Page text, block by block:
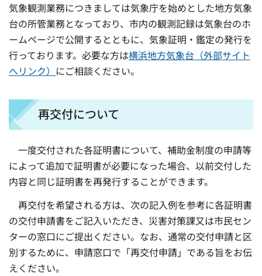
気象観測業務につきましては気象庁を始めとした地方気象
台の所管業務となっており、市内の観測記録は気象台のホ
ームページで公開するとともに、気象証明・鑑定の発行を
行っております。必要な方は横浜地方気象台（外部サイト
へリンク） にご相談ください。
再交付について
一度交付された各証明書について、補助金制度の申請等
によって追加で証明書が必要になった場合、以前交付した
内容と同じ証明書を再発行することができます。
再交付を希望される方は、次の記入例を参考に各証明書
の交付申請書をご記入いただき、災害対策課又は市民セン
ターの窓口にご提出ください。なお、通常の交付申請と区
別するために、申請窓口で「再交付申請」である旨をお伝
えください。